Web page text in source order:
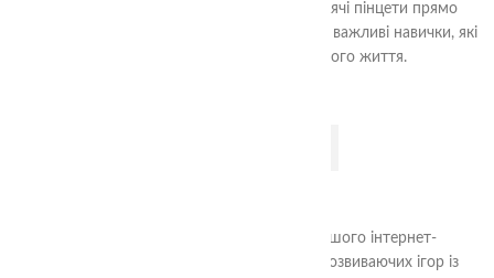
правильного хвату олівця.Замовте ці дитячі пінцети прямо
зараз і допоможіть вашій дитині розвивати важливі навички, які
стануть їй в пригоді протягом усього життя.
Ласкаво просимо до категорії “Сортери” нашого інтернет-
магазину! Тут ви знайдете широкий вибір розвиваючих ігор із